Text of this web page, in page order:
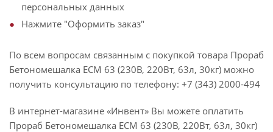
персональных данных
Нажмите "Оформить заказ"
По всем вопросам связанным с покупкой товара Прораб
Бетономешалка ЕСМ 63 (230В, 220Вт, 63л, 30кг) можно
получить консультацию по телефону: +7 (343) 2000-494
В интернет-магазине «Инвент» Вы можете оплатить
Прораб Бетономешалка ЕСМ 63 (230В, 220Вт, 63л, 30кг)